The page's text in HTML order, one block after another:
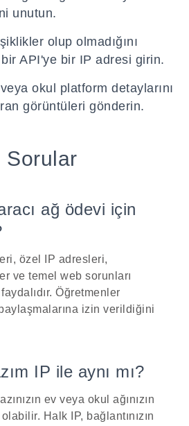
unutun.
olup olmadığını
API'ye bir IP adresi girin.
okul platform detaylarını
görüntüleri gönderin.
Sorular
ağ ödevi için
özel IP adresleri,
ve temel web sorunları
Öğretmenler
izin verildiğini
IP ile aynı mı?
ev veya okul ağınızın
Halk IP, bağlantınızın